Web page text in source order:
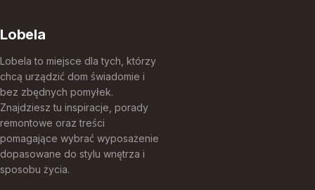
Lobela
Lobela to miejsce dla tych, którzy
chcą urządzić dom świadomie i
bez zbędnych pomyłek.
Znajdziesz tu inspiracje, porady
remontowe oraz treści
pomagające wybrać wyposażenie
dopasowane do stylu wnętrza i
sposobu życia.